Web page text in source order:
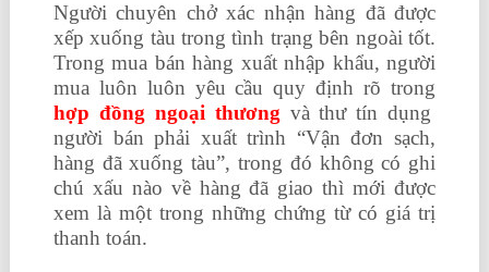
Người chuyên chở xác nhận hàng đã được
xếp xuống tàu trong tình trạng bên ngoài tốt.
Trong mua bán hàng xuất nhập khẩu, người
mua luôn luôn yêu cầu quy định rõ trong
hợp đồng ngoại thương và thư tín dụng
người bán phải xuất trình “Vận đơn sạch,
hàng đã xuống tàu”, trong đó không có ghi
chú xấu nào về hàng đã giao thì mới được
xem là một trong những chứng từ có giá trị
thanh toán.